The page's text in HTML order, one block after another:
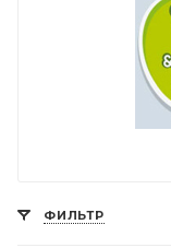
ФИЛЬТР